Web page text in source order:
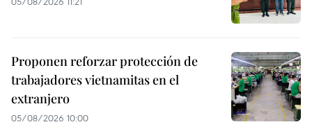
Proponen reforzar protección de
trabajadores vietnamitas en el
extranjero
05/08/2026 10:00